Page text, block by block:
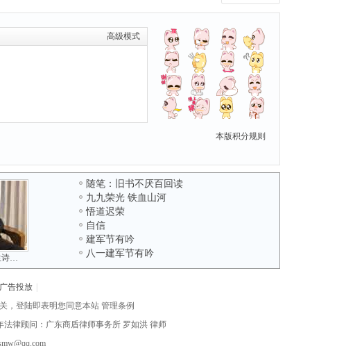
高级模式
本版积分规则
叶良方先生诗词精选 ——吟韵长怀海陆丰(五
随笔：旧书不厌百回读
九九荣光 铁血山河
悟道迟荣
自信
建军节有吟
八一建军节有吟
广告投放
，登陆即表明您同意本站 管理条例
法律顾问：广东商盾律师事务所 罗如洪律师